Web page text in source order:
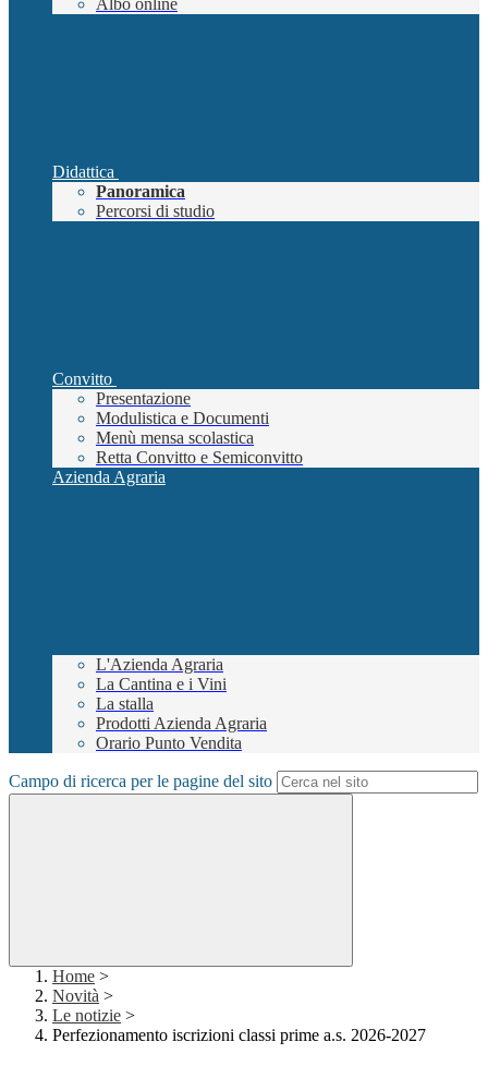
Albo online
Didattica
Panoramica
Percorsi di studio
Convitto
Presentazione
Modulistica e Documenti
Menù mensa scolastica
Retta Convitto e Semiconvitto
Azienda Agraria
L'Azienda Agraria
La Cantina e i Vini
La stalla
Prodotti Azienda Agraria
Orario Punto Vendita
Campo di ricerca per le pagine del sito
Home >
Novità >
Le notizie >
Perfezionamento iscrizioni classi prime a.s. 2026-2027